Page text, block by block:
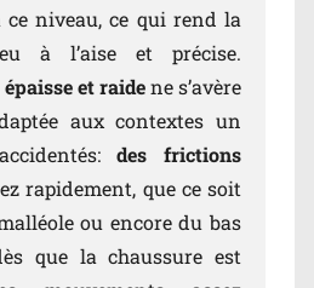
niveau, ce qui rend la
à l’aise et précise.
épaisse et raidene s’avère
aux contextes un
des frictions
rapidement, que ce soit
ou encore du bas
que la chaussure est